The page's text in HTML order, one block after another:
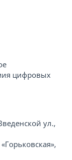
цифровых
ул.,